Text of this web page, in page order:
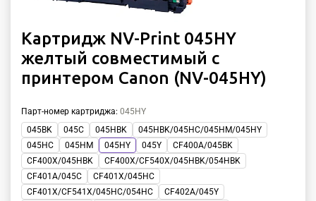
Картридж NV-Print 045HY
желтый совместимый с
принтером Canon (NV-045HY)
Парт-номер картриджа: 045HY
045BK
045C 045HBK
045HBK/045HC/045HM/045HY
045HC
045HM 045HY 045Y
CF400A/045BK
CF400X/045HBK
CF400X/CF540X/045HBK/054HBK
CF401A/045C
CF401X/045HC
CF401X/CF541X/045HC/054HC
CF402A/045Y